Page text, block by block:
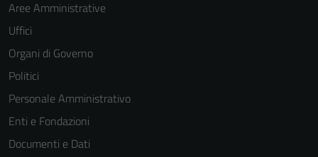
Aree Amministrative
Uffici
Organi di Governo
Politici
Personale Amministrativo
Enti e Fondazioni
Documenti e Dati